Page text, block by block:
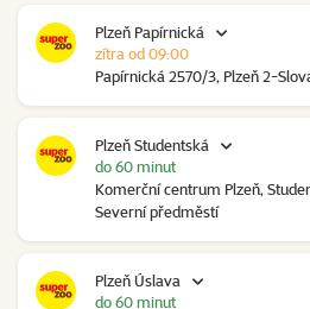
Plzeň Papírnická
Papírnická 2570/3, Plzeň 2-
zítra od 09:00
Plzeň Studentská
Komerční centrum Plzeň,
Severní předměstí
do 60 minut
Plzeň Úslava
do 60 minut